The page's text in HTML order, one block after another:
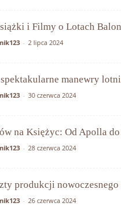
i Filmy o Lotach
- 2 lipca 2024
manewry
- 30 czerwca 2024
na Księżyc: Od Apolla
- 28 czerwca 2024
produkcji nowoczesnego
- 26 czerwca 2024